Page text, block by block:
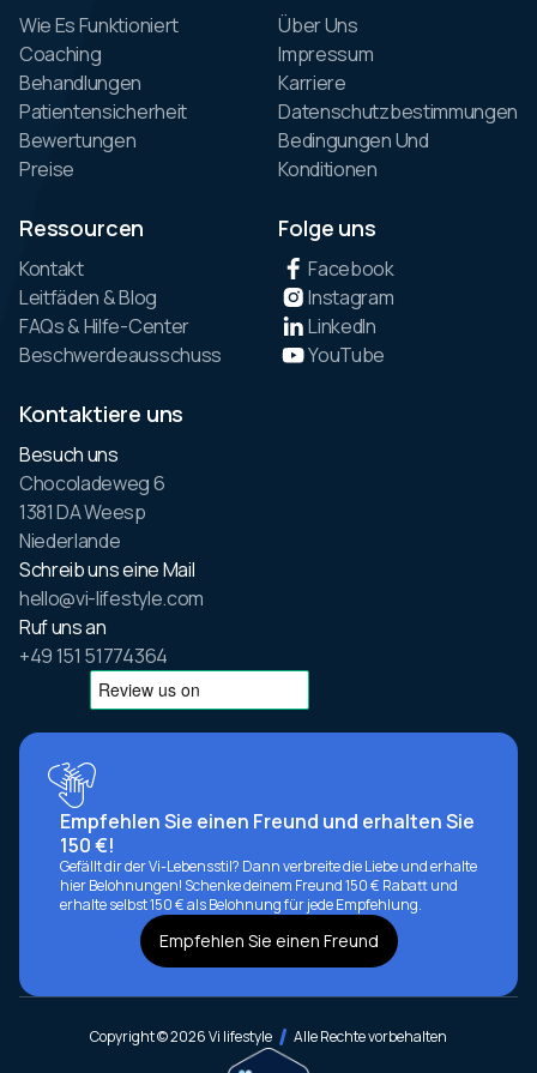
Wie Es Funktioniert
Coaching
Behandlungen
Patientensicherheit
Bewertungen
Preise
Über Uns
Impressum
Karriere
Datenschutzbestimmungen
Bedingungen Und
Konditionen
Ressourcen
Kontakt
Leitfäden & Blog
FAQs & Hilfe-Center
Beschwerdeausschuss
Folge uns
Facebook
Instagram
LinkedIn
YouTube
Kontaktiere uns
Besuch uns
Chocoladeweg 6
1381 DA Weesp
Niederlande
Schreib uns eine Mail
hello@vi-lifestyle.com
Ruf uns an
+49 151 51774364
Empfehlen Sie einen Freund und erhalten Sie
150 €!
Gefällt dir der Vi-Lebensstil? Dann verbreite die Liebe und erhalte
hier Belohnungen! Schenke deinem Freund 150 € Rabatt und
erhalte selbst 150 € als Belohnung für jede Empfehlung.
Empfehlen Sie einen Freund
Copyright © 2026 Vi lifestyle Alle Rechte vorbehalten